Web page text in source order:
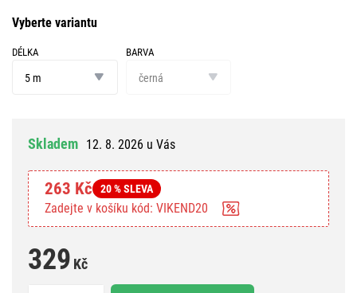
Vyberte variantu
DÉLKA
5 m
BARVA
černá
Skladem 12. 8. 2026 u Vás
263 Kč 20 % SLEVA
Zadejte v košíku kód: VIKEND20
329 Kč